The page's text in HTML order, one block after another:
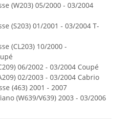
(W203) 05/2000 - 03/2004
(S203) 01/2001 - 03/2004 T-
(CL203) 10/2000 -
06/2002 - 03/2004 Coupé
02/2003 - 03/2004 Cabrio
(463) 2001 - 2007
(W639/V639) 2003 - 03/2006